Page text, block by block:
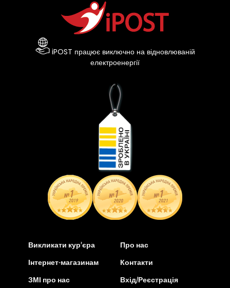
iPOST працює виключно на відновлюваній
електроенергії
Викликати кур’єра
Інтернет-магазинам
ЗМІ про нас
Про нас
Контакти
Вхід/Реєстрація